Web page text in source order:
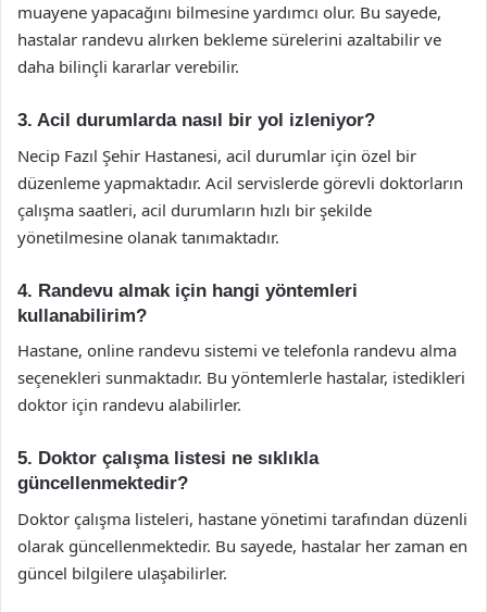
muayene yapacağını bilmesine yardımcı olur. Bu sayede,
hastalar randevu alırken bekleme sürelerini azaltabilir ve
daha bilinçli kararlar verebilir.
3. Acil durumlarda nasıl bir yol izleniyor?
Necip Fazıl Şehir Hastanesi, acil durumlar için özel bir
düzenleme yapmaktadır. Acil servislerde görevli doktorların
çalışma saatleri, acil durumların hızlı bir şekilde
yönetilmesine olanak tanımaktadır.
4. Randevu almak için hangi yöntemleri
kullanabilirim?
Hastane, online randevu sistemi ve telefonla randevu alma
seçenekleri sunmaktadır. Bu yöntemlerle hastalar, istedikleri
doktor için randevu alabilirler.
5. Doktor çalışma listesi ne sıklıkla
güncellenmektedir?
Doktor çalışma listeleri, hastane yönetimi tarafından düzenli
olarak güncellenmektedir. Bu sayede, hastalar her zaman en
güncel bilgilere ulaşabilirler.